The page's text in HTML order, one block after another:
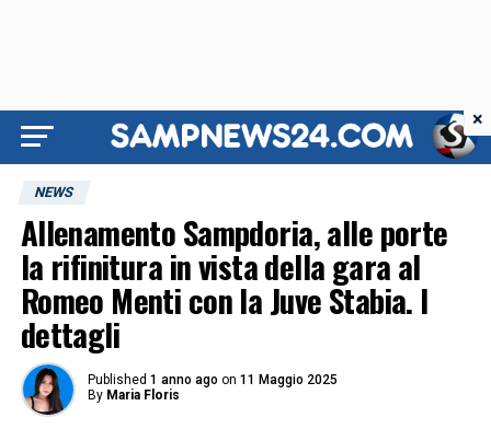
NEWS
Allenamento Sampdoria, alle porte
la rifinitura in vista della gara al
Romeo Menti con la Juve Stabia. I
dettagli
Published 1 anno ago on 11 Maggio 2025
By Maria Floris
×